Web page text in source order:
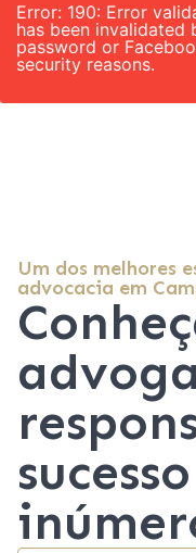
Error: 190: Error
has been invalidated
password or
security reasons.
Um dos melhores
advocacia em